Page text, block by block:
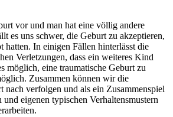
vor und man hat eine völlig andere
es uns schwer, die Geburt zu akzeptieren,
hatten. In einigen Fällen hinterlässt die
Verletzungen, dass ein weiteres Kind
möglich, eine traumatische Geburt zu
Zusammen können wir die
verfolgen und als ein Zusammenspiel
eigenen typischen Verhaltensmustern